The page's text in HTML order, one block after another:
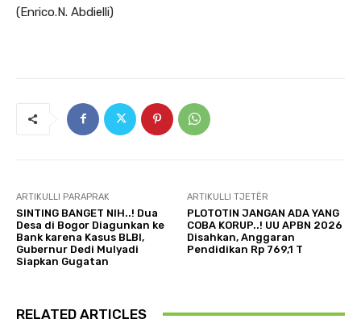
(Enrico.N. Abdielli)
ARTIKULLI PARAPRAK
SINTING BANGET NIH..! Dua
Desa di Bogor Diagunkan ke
Bank karena Kasus BLBI,
Gubernur Dedi Mulyadi
Siapkan Gugatan
ARTIKULLI TJETËR
PLOTOTIN JANGAN ADA YANG
COBA KORUP..! UU APBN 2026
Disahkan, Anggaran
Pendidikan Rp 769,1 T
RELATED ARTICLES